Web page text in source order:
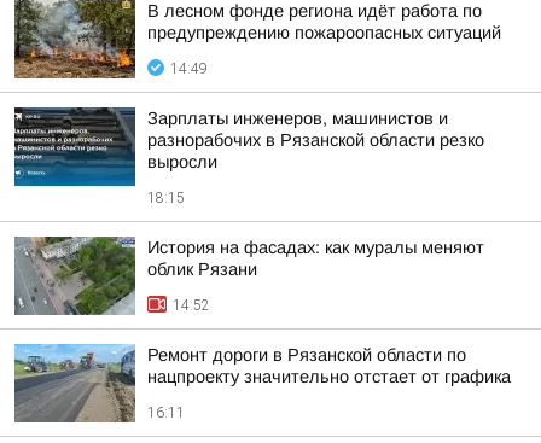
В лесном фонде региона идёт работа по
предупреждению пожароопасных ситуаций
14:49
Зарплаты инженеров, машинистов и
разнорабочих в Рязанской области резко
выросли
18:15
История на фасадах: как муралы меняют
облик Рязани
14:52
Ремонт дороги в Рязанской области по
нацпроекту значительно отстает от графика
16:11